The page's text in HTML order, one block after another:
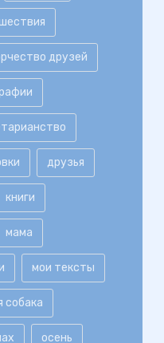
друзей
друзья
книги
мама
мои тексты
собака
осень